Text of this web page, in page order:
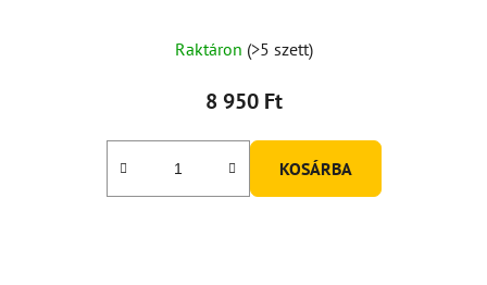
Raktáron (>5 szett)
8 950 Ft
KOSÁRBA